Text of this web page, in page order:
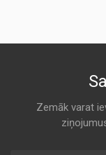
Zemāk varat